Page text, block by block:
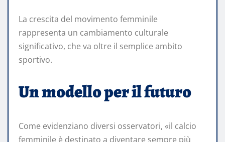
La crescita del movimento femminile
rappresenta un cambiamento culturale
significativo, che va oltre il semplice ambito
sportivo.
Un modello per il futuro
Come evidenziano diversi osservatori, «il calcio
femminile è destinato a diventare sempre più